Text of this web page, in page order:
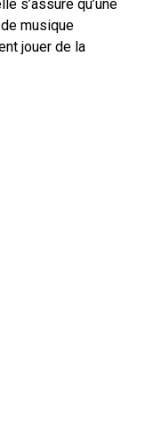
s’assure qu’une
musique
jouer de la